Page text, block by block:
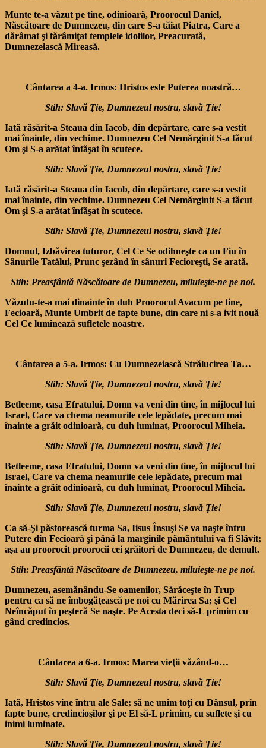
Munte te-a văzut pe tine, odi­nioară, Proorocul Daniel,
Născătoare de Dumnezeu, din care S-a tăiat Piatra, Care a
dărâ­mat şi fărâmiţat templele ido­lilor, Preacurată,
Dumnezeiască Mireasă.
Cântarea a 4-a. Irmos: Hristos este Puterea noastră…
Stih: Slavă Ţie, Dumnezeul nostru, slavă Ţie!
Iată răsărit-a Steaua din Iacob, din depărtare, care s-a vestit
mai înainte, din vechime. Dumnezeu Cel Nemărginit S-a făcut
Om şi S-a arătat înfăşat în scutece.
Stih: Slavă Ţie, Dumnezeul nostru, slavă Ţie!
Iată răsărit-a Steaua din Iacob, din depărtare, care s-a vestit
mai înainte, din vechime. Dumnezeu Cel Nemărginit S-a făcut
Om şi S-a arătat înfăşat în scutece.
Stih: Slavă Ţie, Dumnezeul nostru, slavă Ţie!
Domnul, Izbăvirea tuturor, Cel Ce Se odihneşte ca un Fiu în
Sânurile Tatălui, Prunc şezând în sânuri Fecioreşti, Se arată.
Stih: Preasfântă Născătoare de Dumnezeu, miluieşte-ne pe noi.
Văzutu-te-a mai dinainte în duh Proorocul Avacum pe tine,
Fecioară, Munte Umbrit de fapte bune, din care ni s-a ivit nouă
Cel Ce luminează sufletele noastre.
Cântarea a 5-a. Irmos: Cu Dumnezeiască Strălucirea Ta…
Stih: Slavă Ţie, Dumnezeul nostru, slavă Ţie!
Betleeme, casa Efratului, Domn va veni din tine, în mijlocul lui
Israel, Care va chema neamurile cele lepădate, precum mai
înainte a grăit odi­nioară, cu duh luminat, Proo­rocul Miheia.
Stih: Slavă Ţie, Dumnezeul nostru, slavă Ţie!
Betleeme, casa Efratului, Domn va veni din tine, în mijlocul lui
Israel, Care va chema neamurile cele lepădate, precum mai
înainte a grăit odi­nioară, cu duh luminat, Proo­rocul Miheia.
Stih: Slavă Ţie, Dumnezeul nostru, slavă Ţie!
Ca să-Şi păstorească turma Sa, Iisus Însuşi Se va naşte în­tru
Putere din Fecioară şi până la marginile pământului va fi Slăvit;
aşa au proorocit proorocii cei grăitori de Dumnezeu, de demult.
Stih: Preasfântă Născătoare de Dumnezeu, miluieşte-ne pe noi.
Dumnezeu, asemănându-Se oamenilor, Sărăceşte în Trup
pentru ca să ne îmbogăţească pe noi cu Mărirea Sa; şi Cel
Neîncăput în peşteră Se naşte. Pe Acesta deci să-L primim cu
gând credincios.
Cântarea a 6-a. Irmos: Marea vieţii văzând-o…
Stih: Slavă Ţie, Dumnezeul nostru, slavă Ţie!
Iată, Hristos vine întru ale Sale; să ne unim toţi cu Dânsul, prin
fapte bune, cre­dincioşilor şi pe El să-L pri­mim, cu suflete şi cu
inimi lu­minate.
Stih: Slavă Ţie, Dumnezeul nostru, slavă Ţie!